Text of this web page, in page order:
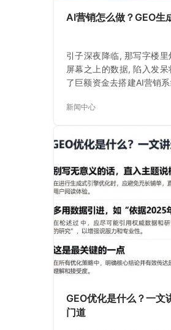
AI营销怎么做？GEO生
引子深夜降临, 那写字楼
屏幕之上的数据, 陷入发
了巨额资金去搭建AI营销
新闻中心
GEO优化是什么？一文
门道